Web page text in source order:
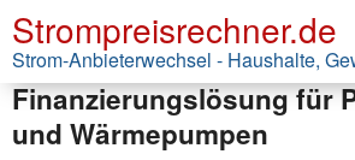
Strompreisrechner.de
Strom-Anbieterwechsel - Haushalte,
Wärmepumpen-
Bank: Vattenfall startet
Finanzierungslösung für
und Wärmepumpen